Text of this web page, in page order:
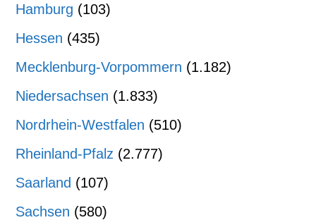
Hamburg (103)
Hessen (435)
Mecklenburg-Vorpommern (1.182)
Niedersachsen (1.833)
Nordrhein-Westfalen (510)
Rheinland-Pfalz (2.777)
Saarland (107)
Sachsen (580)